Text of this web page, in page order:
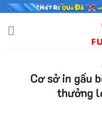
Skip
content
Cơ sở in gấu
thưởng